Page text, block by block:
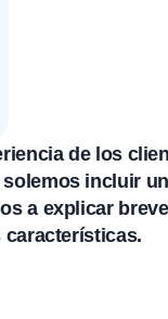
de los
solemos incluir
a explicar